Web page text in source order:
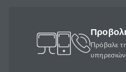
Πρόβαλε